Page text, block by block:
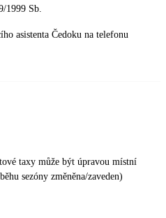
1999 Sb.
asistenta Čedoku na telefonu
taxy může být úpravou místní
sezóny změněna/zaveden)